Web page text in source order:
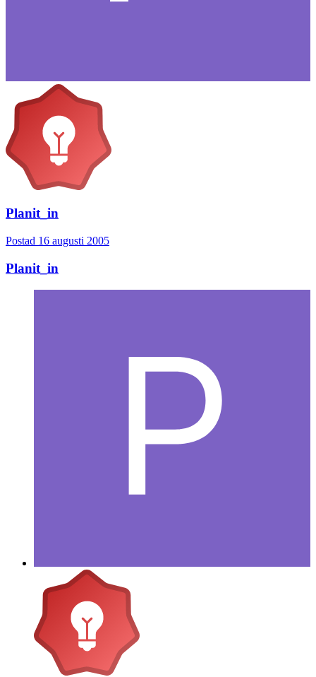
Planit_in
Postad 16 augusti 2005
Planit_in